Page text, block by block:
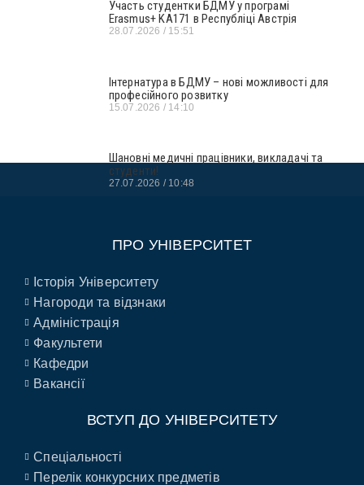
Участь студентки БДМУ у програмі
Erasmus+ KA171 в Республіці Австрія
28.07.2026 15:51
Інтернатура в БДМУ – нові можливості для
професійного розвитку
15.07.2026 14:10
Шановні медичні працівники, викладачі та
студенти!
27.07.2026 10:48
ПРО УНІВЕРСИТЕТ
Історія Університету
Нагороди та відзнаки
Адміністрація
Факультети
Кафедри
Вакансії
ВСТУП ДО УНІВЕРСИТЕТУ
Спеціальності
Перелік конкурсних предметів